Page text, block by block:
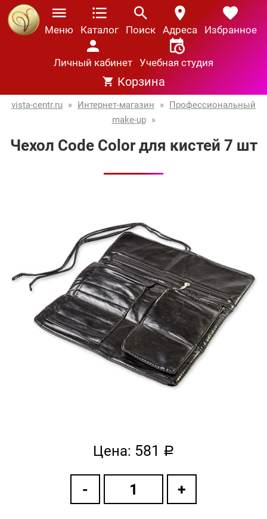
Меню Каталог Поиск Адреса Избранное
Личный кабинет Учебная студия
Корзина
vista-centr.ru » Интернет-магазин » Профессиональный
make-up »
Чехол Code Color для кистей 7 шт
Цена: 581 a